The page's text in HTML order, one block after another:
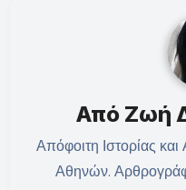
Από Ζωή
Απόφοιτη Ιστορίας
Αθηνών.